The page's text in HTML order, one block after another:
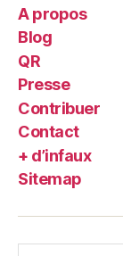
A propos
Blog
QR
Presse
Contribuer
Contact
+ d’infaux
Sitemap